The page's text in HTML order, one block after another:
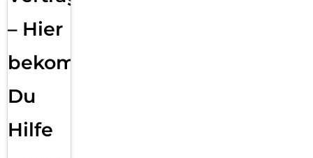
– Hier
bekommst
Du
Hilfe